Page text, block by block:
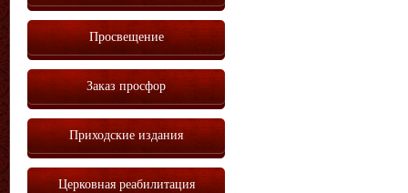
Просвещение
Заказ просфор
Приходские издания
Церковная реабилитация